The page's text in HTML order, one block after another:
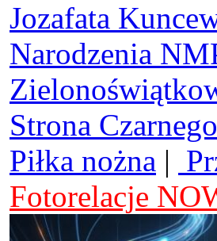
Jozafata
Narodzenia
Strona Czarnego
Piłka nożna |
Fotorelacje